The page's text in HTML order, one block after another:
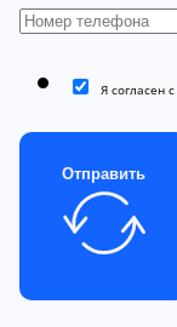
Я согласен с
Отправить